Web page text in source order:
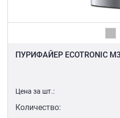
ПУРИФАЙЕР ECOTRONIC
Цена за шт.:
Количество: